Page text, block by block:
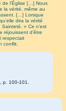
de l’Église […] Nous
la vérité, même au
[…] Lorsque
dira la vérité
» Ce n’est
réjouissent d’être
respectait
conflit.
p. 100-101.